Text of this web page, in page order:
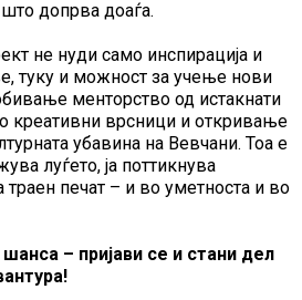
допрва доаѓа.
не нуди само инспирација и
туку и можност за учење нови
менторство од истакнати
креативни врсници и откривање
убавина на Вевчани. Тоа е
луѓето, ја поттикнува
траен печат – и во уметноста и во
шанса – пријави се и стани дел